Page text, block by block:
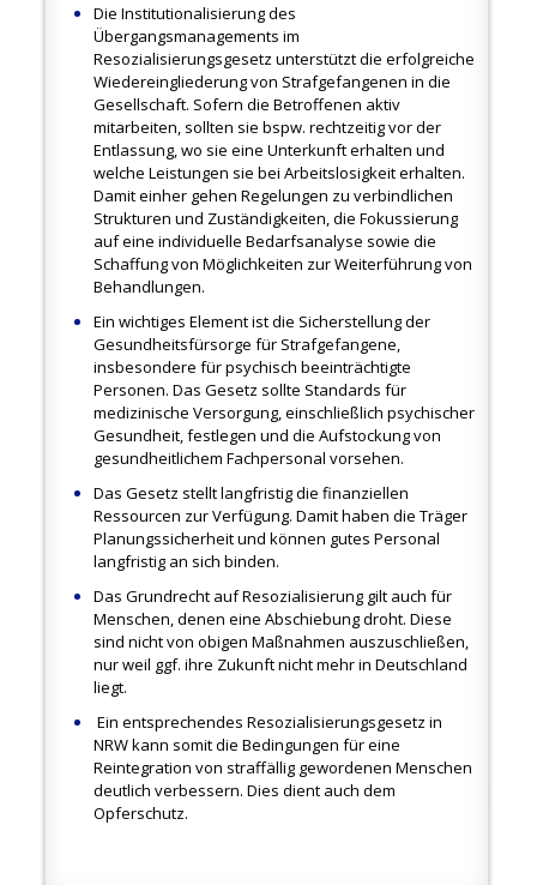
Die Institutionalisierung des
Übergangsmanagements im
Resozialisierungsgesetz unterstützt die erfolgreiche
Wiedereingliederung von Strafgefangenen in die
Gesellschaft. Sofern die Betroffenen aktiv
mitarbeiten, sollten sie bspw. rechtzeitig vor der
Entlassung, wo sie eine Unterkunft erhalten und
welche Leistungen sie bei Arbeitslosigkeit erhalten.
Damit einher gehen Regelungen zu verbindlichen
Strukturen und Zuständigkeiten, die Fokussierung
auf eine individuelle Bedarfsanalyse sowie die
Schaffung von Möglichkeiten zur Weiterführung von
Behandlungen.
Ein wichtiges Element ist die Sicherstellung der
Gesundheitsfürsorge für Strafgefangene,
insbesondere für psychisch beeinträchtigte
Personen. Das Gesetz sollte Standards für
medizinische Versorgung, einschließlich psychischer
Gesundheit, festlegen und die Aufstockung von
gesundheitlichem Fachpersonal vorsehen.
Das Gesetz stellt langfristig die finanziellen
Ressourcen zur Verfügung. Damit haben die Träger
Planungssicherheit und können gutes Personal
langfristig an sich binden.
Das Grundrecht auf Resozialisierung gilt auch für
Menschen, denen eine Abschiebung droht. Diese
sind nicht von obigen Maßnahmen auszuschließen,
nur weil ggf. ihre Zukunft nicht mehr in Deutschland
liegt.
Ein entsprechendes Resozialisierungsgesetz in
NRW kann somit die Bedingungen für eine
Reintegration von straffällig gewordenen Menschen
deutlich verbessern. Dies dient auch dem
Opferschutz.